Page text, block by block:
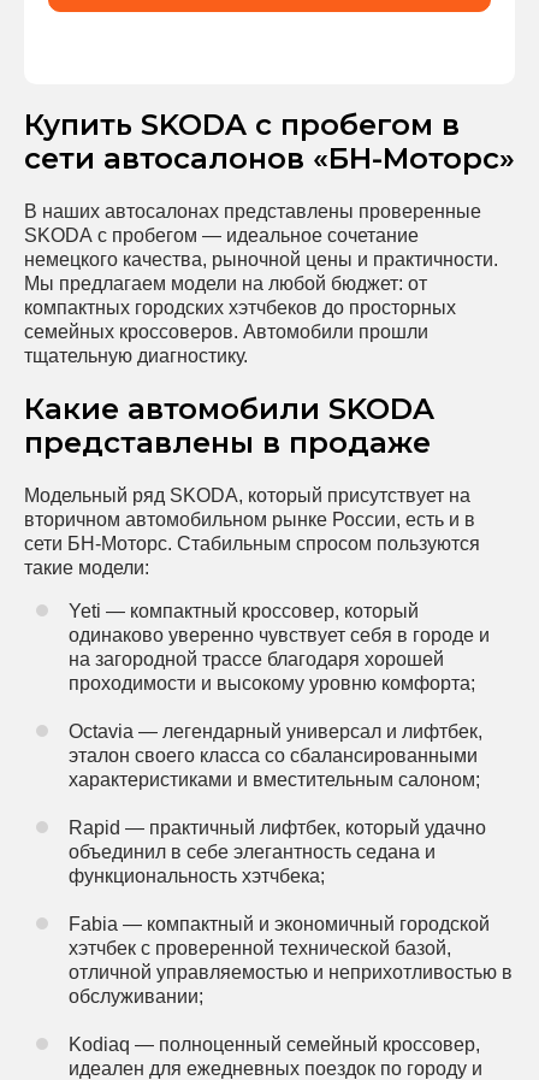
Купить SKODA с пробегом в
сети автосалонов «БН-Моторс»
В наших автосалонах представлены проверенные
SKODA с пробегом — идеальное сочетание
немецкого качества, рыночной цены и практичности.
Мы предлагаем модели на любой бюджет: от
компактных городских хэтчбеков до просторных
семейных кроссоверов. Автомобили прошли
тщательную диагностику.
Какие автомобили SKODA
представлены в продаже
Модельный ряд SKODA, который присутствует на
вторичном автомобильном рынке России, есть и в
сети БН-Моторс. Стабильным спросом пользуются
такие модели:
Yeti — компактный кроссовер, который
одинаково уверенно чувствует себя в городе и
на загородной трассе благодаря хорошей
проходимости и высокому уровню комфорта;
Octavia — легендарный универсал и лифтбек,
эталон своего класса со сбалансированными
характеристиками и вместительным салоном;
Rapid — практичный лифтбек, который удачно
объединил в себе элегантность седана и
функциональность хэтчбека;
Fabia — компактный и экономичный городской
хэтчбек с проверенной технической базой,
отличной управляемостью и неприхотливостью в
обслуживании;
Kodiaq — полноценный семейный кроссовер,
идеален для ежедневных поездок по городу и